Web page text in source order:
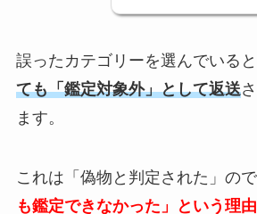
誤ったカテゴリーを選んでいると
ても「鑑定対象外」として返送
ます。
これは「偽物と判定された」ので
も鑑定できなかった」という理